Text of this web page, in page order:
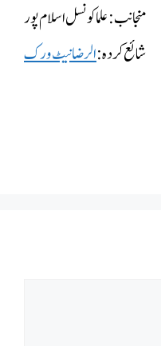
منجانب: علما کونسل اسلام پور
شائع کردہ:الرضا نیٹ ورک